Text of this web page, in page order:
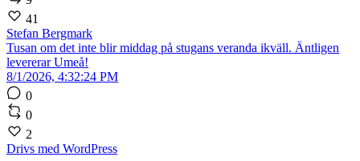
41
Stefan Bergmark
Tusan om det inte blir middag på stugans veranda ikväll. Äntligen
levererar Umeå!
8/1/2026, 4:32:24 PM
0
0
2
Drivs med WordPress